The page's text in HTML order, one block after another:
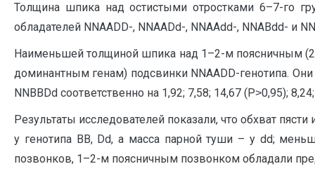
Толщина шпика над остистыми отростками 6–7-го
обладателей NNAADD-, NNAADd-, NNAAdd-, NNABdd- и
Наименьшей толщиной шпика над 1–2-м поясничным
доминантным генам) подсвинки NNAADD-генотипа. Они
NNBBDd соответственно на 1,92; 7,58; 14,67 (Р˃0,95);
Результаты исследователей показали, что обхват
у генотипа ВВ, Dd, а масса парной туши – у dd;
позвонков, 1–2-м поясничным позвонком обладали